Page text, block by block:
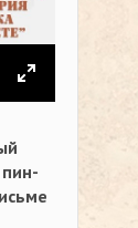
звук
На весь